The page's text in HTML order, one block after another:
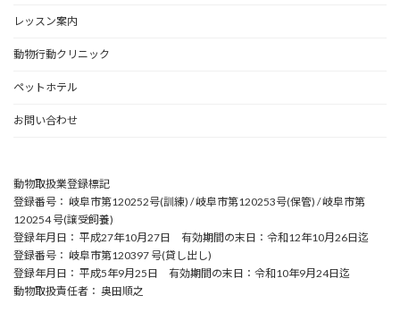
レッスン案内
動物行動クリニック
ペットホテル
お問い合わせ
動物取扱業登録標記
登録番号： 岐阜市第120252号(訓練) / 岐阜市第120253号(保管) / 岐阜市第
120254 号(譲受飼養)
登録年月日： 平成27年10月27日 有効期間の末日：令和12年10月26日迄
登録番号： 岐阜市第120397 号(貸し出し)
登録年月日： 平成5年9月25日 有効期間の末日：令和10年9月24日迄
動物取扱責任者： 奥田順之